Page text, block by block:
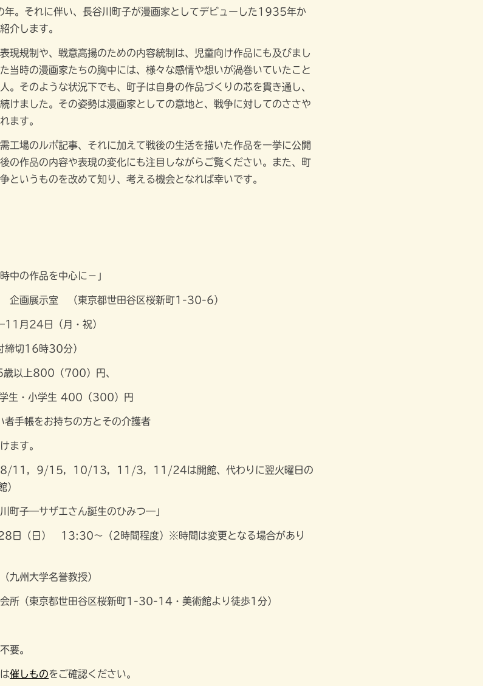
。それに伴い、長谷川町子が漫画家としてデビューした1935年か
介します。
現規制や、戦意高揚のための内容統制は、児童向け作品にも及びまし
当時の漫画家たちの胸中には、様々な感情や想いが渦巻いていたこと
。そのような状況下でも、町子は自身の作品づくりの芯を貫き通し、
けました。その姿勢は漫画家としての意地と、戦争に対してのささや
ます。
工場のルポ記事、それに加えて戦後の生活を描いた作品を一挙に公開
の作品の内容や表現の変化にも注目しながらご覧ください。また、町
というものを改めて知り、考える機会となれば幸いです。
中の作品を中心に－」
画展示室 （東京都世田谷区桜新町1-30-6）
月24日（月・祝）
切16時30分）
以上800（700）円、
生・小学生 400（300）円
手帳をお持ちの方とその介護者
ます。
8/11，9/15，10/13，11/3，11/24は開館、代わりに翌火曜日の
町子―サザエさん誕生のひみつ―」
～（2時間程度）※時間は変更となる場合があり
名誉教授）
世田谷区桜新町1-30-14・美術館より徒歩1分）
要。
催しものをご確認ください。